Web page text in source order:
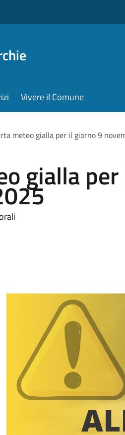
Vivere il Comune
meteo gialla per il giorno 9
gialla